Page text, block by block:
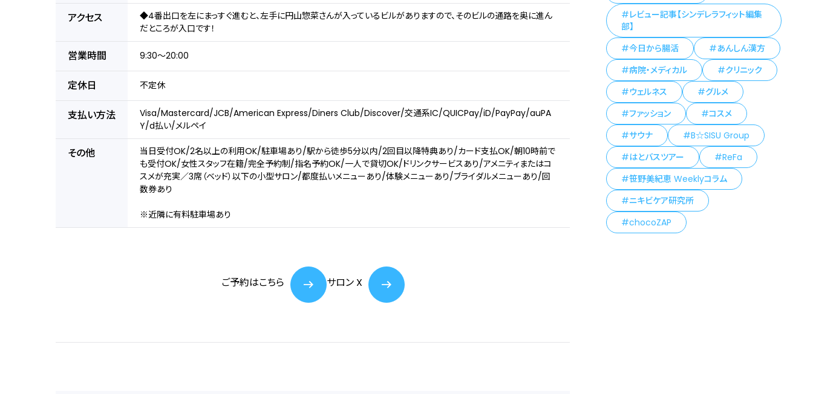
アクセス
◆4番出口を左にまっすぐ進むと、左手に円山惣菜さんが入っているビルがありますので、そのビルの通路を奥に進ん
だところが入口です！
営業時間 9:30～20:00
定休日 不定休
支払い方法
Visa/Mastercard/JCB/American Express/Diners Club/Discover/交通系IC/QUICPay/iD/PayPay/auPA
Y/d払い/メルペイ
その他
当日受付OK/2名以上の利用OK/駐車場あり/駅から徒歩5分以内/2回目以降特典あり/カード支払OK/朝10時前で
も受付OK/女性スタッフ在籍/完全予約制/指名予約OK/一人で貸切OK/ドリンクサービスあり/アメニティまたはコ
スメが充実／3席（ベッド）以下の小型サロン/都度払いメニューあり/体験メニューあり/ブライダルメニューあり/回
数券あり
※近隣に有料駐車場あり
ご予約はこちら サロン X
レビュー記事【シンデレラフィット編集
部】
今日から腸活
あんしん漢方
病院・メディカル
クリニック
ウェルネス
グルメ
ファッション
コスメ
サウナ
B☆SISU Group
はとバスツアー
ReFa
笹野美紀恵 Weeklyコラム
ニキビケア研究所
chocoZAP